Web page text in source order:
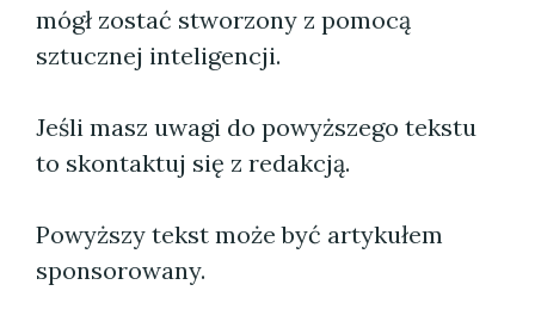
mógł zostać stworzony z pomocą
sztucznej inteligencji.
Jeśli masz uwagi do powyższego tekstu
to skontaktuj się z redakcją.
Powyższy tekst może być artykułem
sponsorowany.